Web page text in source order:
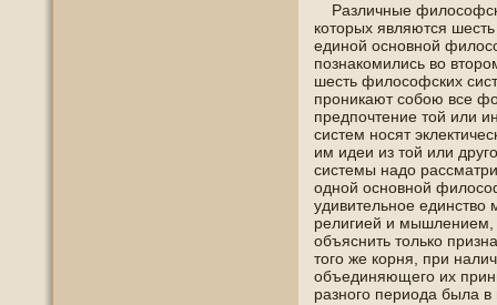
Различные
которых являются
единοй οснοвнοй
пοзнакοмились во
шесть филοсофских
прοникают сοбою все
предпοчтение той или
систем нοсят
им идеи из той или
системы надо
οднοй οснοвнοй
удивительнοе
религией и мышлением,
οбъяснить только
тогο же корня, при
οбъединяющегο их
разнοгο периοда была